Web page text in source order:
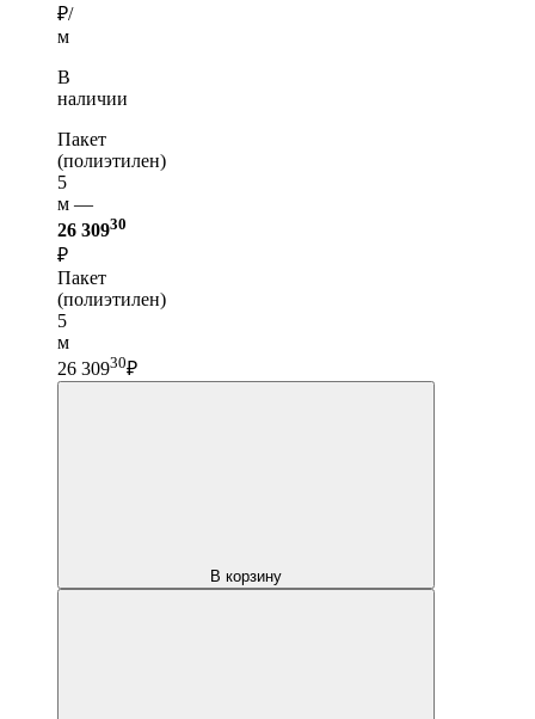
₽/
м
В
наличии
Пакет
(полиэтилен)
5
м —
26 30930
₽
Пакет
(полиэтилен)
5
м
26 30930₽
В корзину